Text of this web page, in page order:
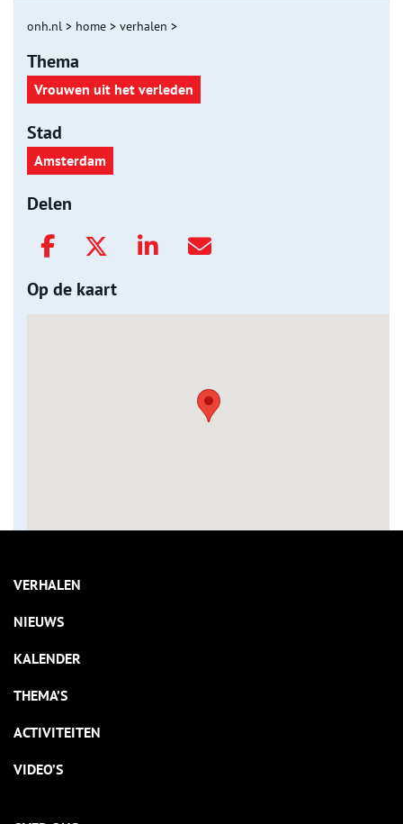
onh.nl > home > verhalen >
Thema
Vrouwen uit het verleden
Stad
Amsterdam
Delen
Op de kaart
VERHALEN
NIEUWS
KALENDER
THEMA’S
ACTIVITEITEN
VIDEO’S